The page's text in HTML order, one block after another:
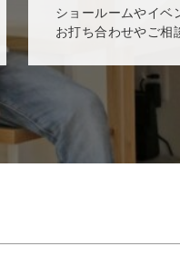
ショールームやイベ
お打ち合わせやご相